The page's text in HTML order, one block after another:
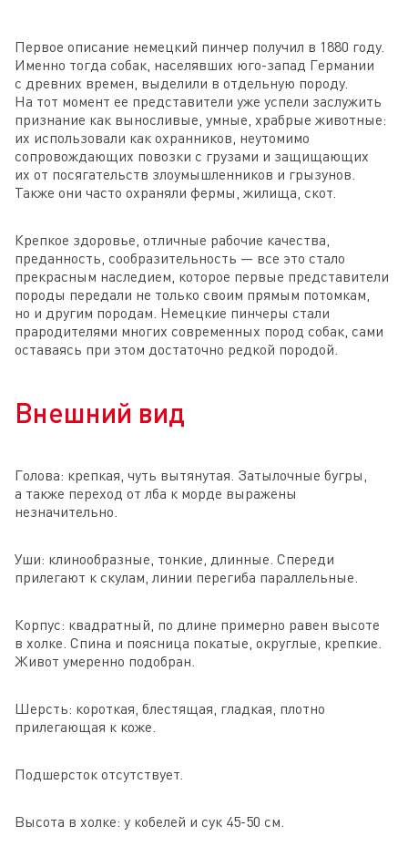
Первое описание немецкий пинчер получил в 1880 году.
Именно тогда собак, населявших юго-запад Германии
с древних времен, выделили в отдельную породу.
На тот момент ее представители уже успели заслужить
признание как выносливые, умные, храбрые животные:
их использовали как охранников, неутомимо
сопровождающих повозки с грузами и защищающих
их от посягательств злоумышленников и грызунов.
Также они часто охраняли фермы, жилища, скот.
Крепкое здоровье, отличные рабочие качества,
преданность, сообразительность — все это стало
прекрасным наследием, которое первые представители
породы передали не только своим прямым потомкам,
но и другим породам. Немецкие пинчеры стали
прародителями многих современных пород собак, сами
оставаясь при этом достаточно редкой породой.
Внешний вид
Голова: крепкая, чуть вытянутая. Затылочные бугры,
а также переход от лба к морде выражены
незначительно.
Уши: клинообразные, тонкие, длинные. Спереди
прилегают к скулам, линии перегиба параллельные.
Корпус: квадратный, по длине примерно равен высоте
в холке. Спина и поясница покатые, округлые, крепкие.
Живот умеренно подобран.
Шерсть: короткая, блестящая, гладкая, плотно
прилегающая к коже.
Подшерсток отсутствует.
Высота в холке: у кобелей и сук 45-50 см.